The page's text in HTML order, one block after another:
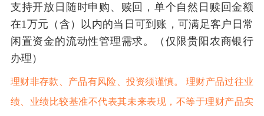
支持开放日随时申购、赎回，单个自然日赎回金额
在1万元（含）以内的当日可到账，可满足客户日常
闲置资金的流动性管理需求。（仅限贵阳农商银行
办理）
理财非存款、产品有风险、投资须谨慎。 理财产品过往业
绩、业绩比较基准不代表其未来表现，不等于理财产品实